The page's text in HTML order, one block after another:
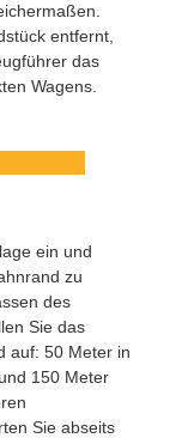
entfernt,
das
Wagens.
einer
ein und
zu
des
Sie das
auf: 50 Meter in
150 Meter
Sie abseits